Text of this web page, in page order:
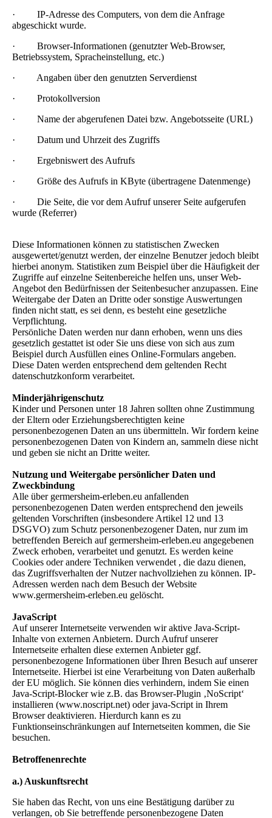
· IP-Adresse des Computers, von dem die Anfrage
abgeschickt wurde.
· Browser-Informationen (genutzter Web-Browser,
Betriebssystem, Spracheinstellung, etc.)
· Angaben über den genutzten Serverdienst
· Protokollversion
· Name der abgerufenen Datei bzw. Angebotsseite (URL)
· Datum und Uhrzeit des Zugriffs
· Ergebniswert des Aufrufs
· Größe des Aufrufs in KByte (übertragene Datenmenge)
· Die Seite, die vor dem Aufruf unserer Seite aufgerufen
wurde (Referrer)
Diese Informationen können zu statistischen Zwecken
ausgewertet/genutzt werden, der einzelne Benutzer jedoch bleibt
hierbei anonym. Statistiken zum Beispiel über die Häufigkeit der
Zugriffe auf einzelne Seitenbereiche helfen uns, unser Web-
Angebot den Bedürfnissen der Seitenbesucher anzupassen. Eine
Weitergabe der Daten an Dritte oder sonstige Auswertungen
finden nicht statt, es sei denn, es besteht eine gesetzliche
Verpflichtung.
Persönliche Daten werden nur dann erhoben, wenn uns dies
gesetzlich gestattet ist oder Sie uns diese von sich aus zum
Beispiel durch Ausfüllen eines Online-Formulars angeben.
Diese Daten werden entsprechend dem geltenden Recht
datenschutzkonform verarbeitet.
Minderjährigenschutz
Kinder und Personen unter 18 Jahren sollten ohne Zustimmung
der Eltern oder Erziehungsberechtigten keine
personenbezogenen Daten an uns übermitteln. Wir fordern keine
personenbezogenen Daten von Kindern an, sammeln diese nicht
und geben sie nicht an Dritte weiter.
Nutzung und Weitergabe persönlicher Daten und
Zweckbindung
Alle über germersheim-erleben.eu anfallenden
personenbezogenen Daten werden entsprechend den jeweils
geltenden Vorschriften (insbesondere Artikel 12 und 13
DSGVO) zum Schutz personenbezogener Daten, nur zum im
betreffenden Bereich auf germersheim-erleben.eu angegebenen
Zweck erhoben, verarbeitet und genutzt. Es werden keine
Cookies oder andere Techniken verwendet , die dazu dienen,
das Zugriffsverhalten der Nutzer nachvollziehen zu können. IP-
Adressen werden nach dem Besuch der Website
www.germersheim-erleben.eu gelöscht.
JavaScript
Auf unserer Internetseite verwenden wir aktive Java-Script-
Inhalte von externen Anbietern. Durch Aufruf unserer
Internetseite erhalten diese externen Anbieter ggf.
personenbezogene Informationen über Ihren Besuch auf unserer
Internetseite. Hierbei ist eine Verarbeitung von Daten außerhalb
der EU möglich. Sie können dies verhindern, indem Sie einen
Java-Script-Blocker wie z.B. das Browser-Plugin ‚NoScript‘
installieren (www.noscript.net) oder java-Script in Ihrem
Browser deaktivieren. Hierdurch kann es zu
Funktionseinschränkungen auf Internetseiten kommen, die Sie
besuchen.
Betroffenenrechte
a.) Auskunftsrecht
Sie haben das Recht, von uns eine Bestätigung darüber zu
verlangen, ob Sie betreffende personenbezogene Daten